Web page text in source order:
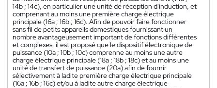
14b ; 14c), en particulier une unité de réception d'induction, et
comprenant au moins une première charge électrique
principale (16a ; 16b ; 16c). Afin de pouvoir faire fonctionner
sans fil de petits appareils domestiques fournissant un
nombre avantageusement important de fonctions différentes
et complexes, il est proposé que le dispositif électronique de
puissance (10a ; 10b ; 10c) comprenne au moins une autre
charge électrique principale (18a ; 18b ; 18c) et au moins une
unité de transfert de puissance (20a) afin de fournir
sélectivement à ladite première charge électrique principale
(16a ; 16b ; 16c) et/ou à ladite autre charge électrique